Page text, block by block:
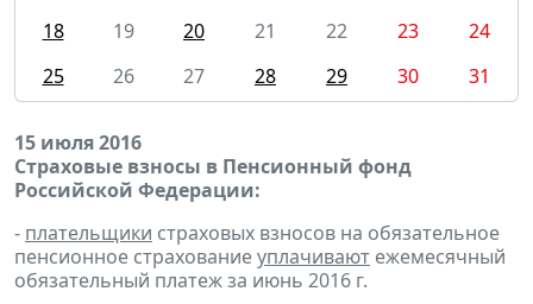
18
19 20 21 22 23
24
25
26 27 28 29 30 31
15 июля 2016
Страховые взносы в Пенсионный фонд
Российской Федерации:
- плательщики страховых взносов на обязательное
пенсионное страхованиеуплачивают ежемесячный
обязательный платеж за июнь 2016 г.